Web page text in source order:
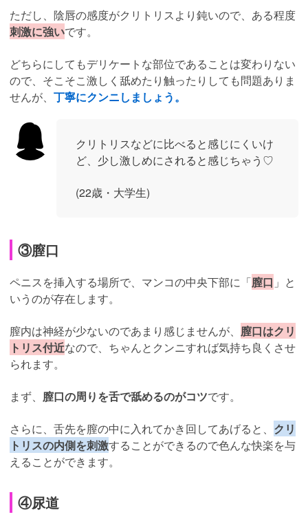
ただし、陰唇の感度がクリトリスより鈍いので、ある程度
刺激に強いです。
どちらにしてもデリケートな部位であることは変わりない
ので、そこそこ激しく舐めたり触ったりしても問題ありま
せんが、 丁寧にクンニしましょう。
クリトリスなどに比べると感じにくいけ
ど、少し激しめにされると感じちゃう♡
(22歳・大学生)
③膣口
ペニスを挿入する場所で、マンコの中央下部に「膣口 」と
いうのが存在します。
膣内は神経が少ないのであまり感じませんが、 膣口はクリ
トリス付近なので、ちゃんとクンニすれば気持ち良くさせ
られます。
まず、 膣口の周りを舌で舐めるのがコツです。
さらに、舌先を膣の中に入れてかき回してあげると、 クリ
トリスの内側を刺激することができるので色んな快楽を与
えることができます。
④尿道